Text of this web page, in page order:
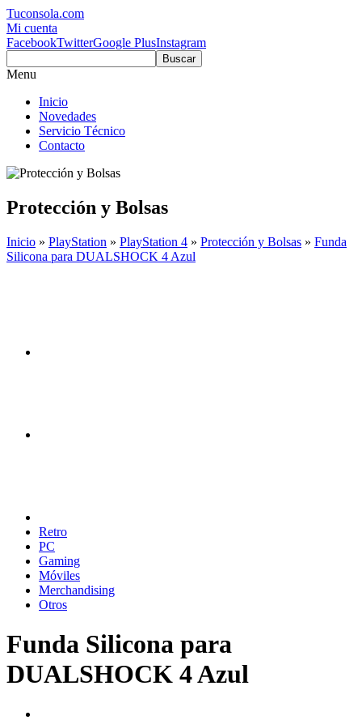
Tuconsola.com
Mi cuenta
FacebookTwitterGoogle PlusInstagram
Buscar
Menu
Inicio
Novedades
Servicio Técnico
Contacto
Protección y Bolsas
Inicio » PlayStation » PlayStation 4 » Protección y Bolsas » Funda
Silicona para DUALSHOCK 4 Azul
Retro
PC
Gaming
Móviles
Merchandising
Otros
Funda Silicona para
DUALSHOCK 4 Azul